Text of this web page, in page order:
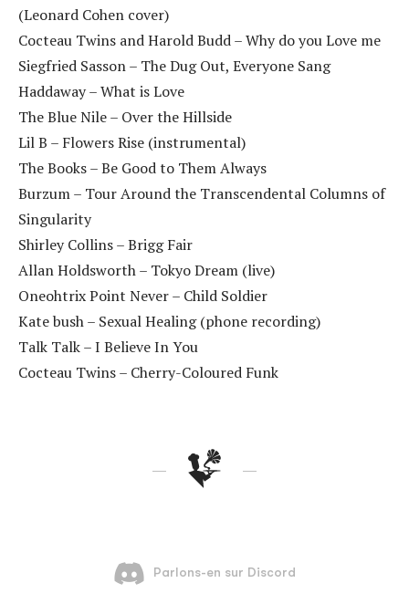
(Leonard Cohen cover)
Cocteau Twins and Harold Budd – Why do you Love me
Siegfried Sasson – The Dug Out, Everyone Sang
Haddaway – What is Love
The Blue Nile – Over the Hillside
Lil B – Flowers Rise (instrumental)
The Books – Be Good to Them Always
Burzum – Tour Around the Transcendental Columns of
Singularity
Shirley Collins – Brigg Fair
Allan Holdsworth – Tokyo Dream (live)
Oneohtrix Point Never – Child Soldier
Kate bush – Sexual Healing (phone recording)
Talk Talk – I Believe In You
Cocteau Twins – Cherry-Coloured Funk